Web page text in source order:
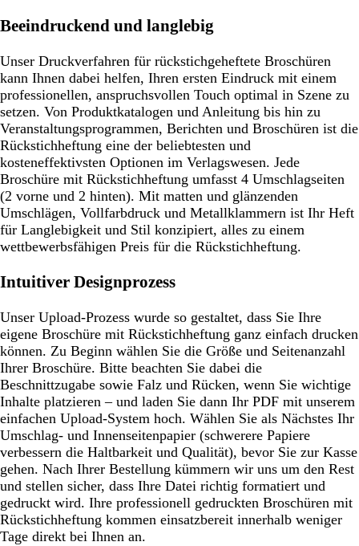
Beeindruckend und langlebig
Unser Druckverfahren für rückstichgeheftete Broschüren
kann Ihnen dabei helfen, Ihren ersten Eindruck mit einem
professionellen, anspruchsvollen Touch optimal in Szene zu
setzen. Von Produktkatalogen und Anleitung bis hin zu
Veranstaltungsprogrammen, Berichten und Broschüren ist die
Rückstichheftung eine der beliebtesten und
kosteneffektivsten Optionen im Verlagswesen. Jede
Broschüre mit Rückstichheftung umfasst 4 Umschlagseiten
(2 vorne und 2 hinten). Mit matten und glänzenden
Umschlägen, Vollfarbdruck und Metallklammern ist Ihr Heft
für Langlebigkeit und Stil konzipiert, alles zu einem
wettbewerbsfähigen Preis für die Rückstichheftung.
Intuitiver Designprozess
Unser Upload-Prozess wurde so gestaltet, dass Sie Ihre
eigene Broschüre mit Rückstichheftung ganz einfach drucken
können. Zu Beginn wählen Sie die Größe und Seitenanzahl
Ihrer Broschüre. Bitte beachten Sie dabei die
Beschnittzugabe sowie Falz und Rücken, wenn Sie wichtige
Inhalte platzieren – und laden Sie dann Ihr PDF mit unserem
einfachen Upload-System hoch. Wählen Sie als Nächstes Ihr
Umschlag- und Innenseitenpapier (schwerere Papiere
verbessern die Haltbarkeit und Qualität), bevor Sie zur Kasse
gehen. Nach Ihrer Bestellung kümmern wir uns um den Rest
und stellen sicher, dass Ihre Datei richtig formatiert und
gedruckt wird. Ihre professionell gedruckten Broschüren mit
Rückstichheftung kommen einsatzbereit innerhalb weniger
Tage direkt bei Ihnen an.